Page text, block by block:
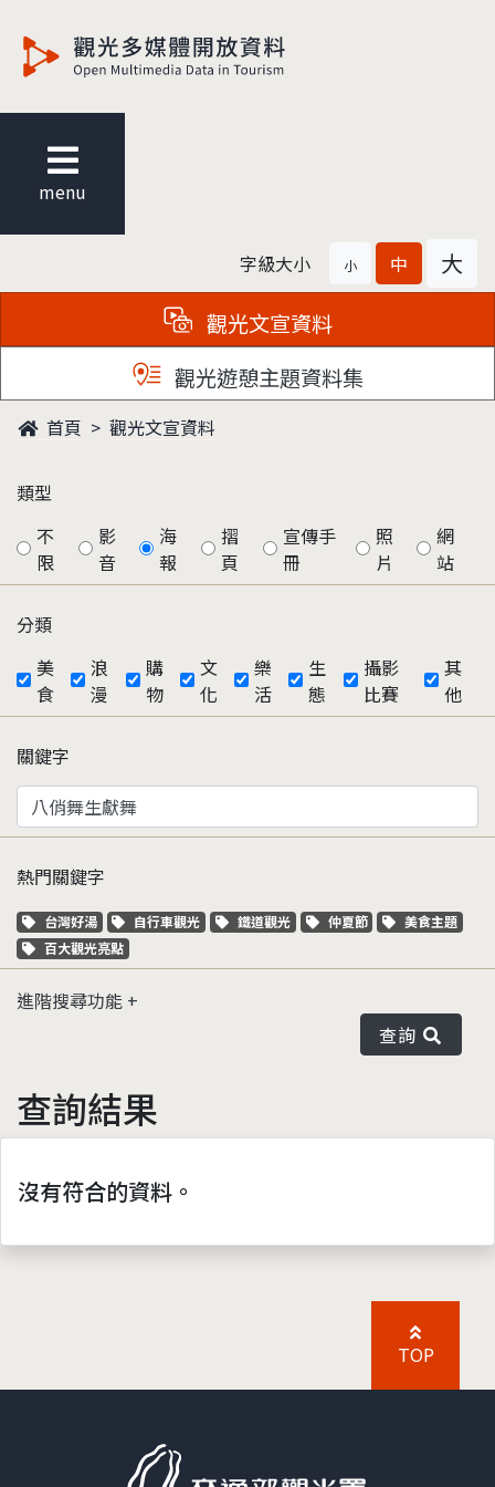
menu
字級大小 小 中 大
觀光文宣資料
觀光遊憩主題資料集
首頁 觀光文宣資料
類型
不
限
影
音
海
報
摺
頁
宣傳手
冊
照
片
網
站
分類
美
食
浪
漫
購
物
文
化
樂
活
生
態
攝影
比賽
其
他
關鍵字
熱門關鍵字
關鍵字標籤
台灣好湯 關鍵字標籤
自行車觀光 關鍵字標籤
鐵道觀光 關鍵字標籤
仲夏節 關鍵字標籤
美食主題
關鍵字標籤
百大觀光亮點
進階搜尋功能
查詢
查詢結果
沒有符合的資料。
TOP